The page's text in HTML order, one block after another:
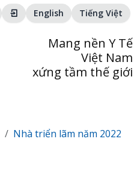
English Tiếng Việt
Mang nền Y Tế
Việt Nam
xứng tầm thế giới
Nhà triển lãm năm 2022